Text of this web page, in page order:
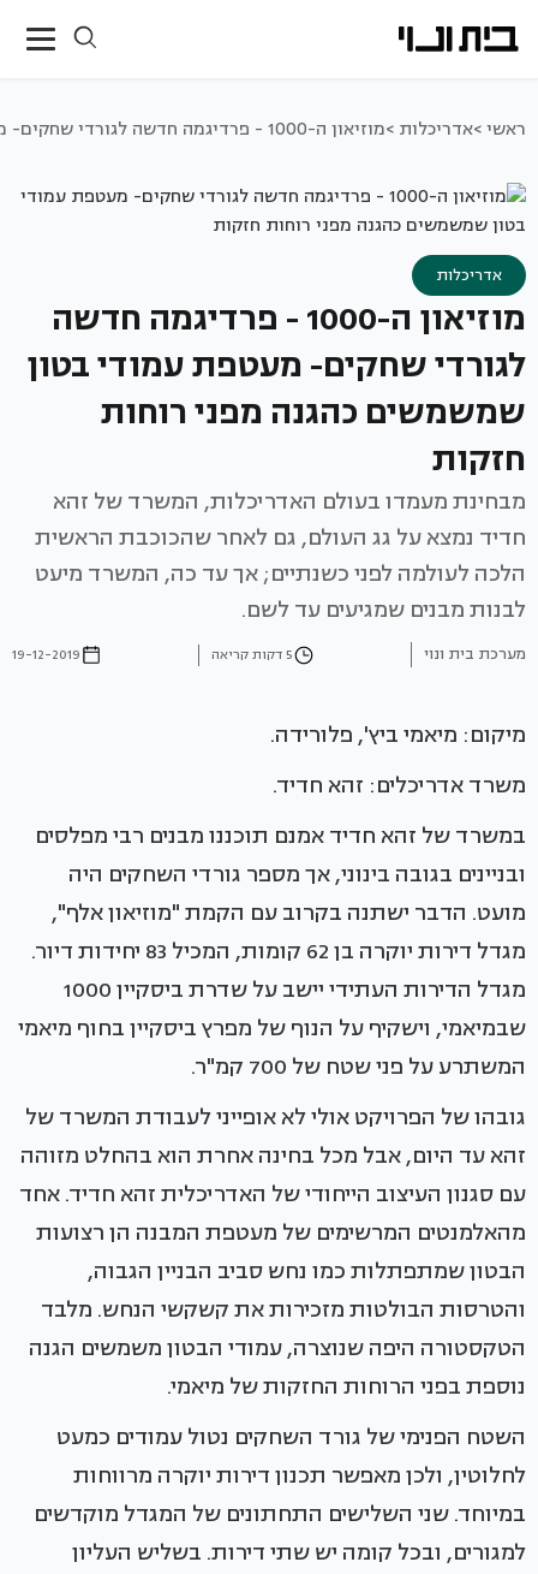
ראשי >אדריכלות >מוזיאון ה-1000 - פרדיגמה חדשה לגורדי שחקים- מעטפת עמודי בטון שמשמשים כהגנה מפני רוחות חזקות
אדריכלות
מוזיאון ה-1000 - פרדיגמה חדשה
לגורדי שחקים- מעטפת עמודי בטון
שמשמשים כהגנה מפני רוחות
חזקות
מבחינת מעמדו בעולם האדריכלות, המשרד של זהא
חדיד נמצא על גג העולם, גם לאחר שהכוכבת הראשית
הלכה לעולמה לפני כשנתיים; אך עד כה, המשרד מיעט
לבנות מבנים שמגיעים עד לשם.
מערכת בית ונוי 5 דקות קריאה 19-12-2019
מיקום: מיאמי ביץ', פלורידה.
משרד אדריכלים: זהא חדיד.
במשרד של זהא חדיד אמנם תוכננו מבנים רבי מפלסים
ובניינים בגובה בינוני, אך מספר גורדי השחקים היה
מועט. הדבר ישתנה בקרוב עם הקמת "מוזיאון אלף",
מגדל דירות יוקרה בן 62 קומות, המכיל 83 יחידות דיור.
מגדל הדירות העתידי יישב על שדרת ביסקיין 1000
שבמיאמי, וישקיף על הנוף של מפרץ ביסקיין בחוף מיאמי
המשתרע על פני שטח של 700 קמ"ר.
גובהו של הפרויקט אולי לא אופייני לעבודת המשרד של
זהא עד היום, אבל מכל בחינה אחרת הוא בהחלט מזוהה
עם סגנון העיצוב הייחודי של האדריכלית זהא חדיד. אחד
מהאלמנטים המרשימים של מעטפת המבנה הן רצועות
הבטון שמתפתלות כמו נחש סביב הבניין הגבוה,
והטרסות הבולטות מזכירות את קשקשי הנחש. מלבד
הטקסטורה היפה שנוצרה, עמודי הבטון משמשים הגנה
נוספת בפני הרוחות החזקות של מיאמי.
השטח הפנימי של גורד השחקים נטול עמודים כמעט
לחלוטין, ולכן מאפשר תכנון דירות יוקרה מרווחות
במיוחד. שני השלישים התחתונים של המגדל מוקדשים
למגורים, ובכל קומה יש שתי דירות. בשליש העליון